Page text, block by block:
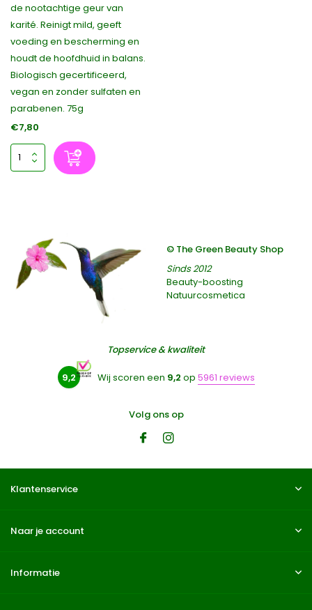
de nootachtige geur van
karité. Reinigt mild, geeft
voeding en bescherming en
houdt de hoofdhuid in balans.
Biologisch gecertificeerd,
vegan en zonder sulfaten en
parabenen. 75g
€7,80
© The Green Beauty Shop
Sinds 2012
Beauty-boosting
Natuurcosmetica
Topservice & kwaliteit
9,2 Wij scoren een 9,2 op 5961 reviews
Volg ons op
Klantenservice
Naar je account
Informatie